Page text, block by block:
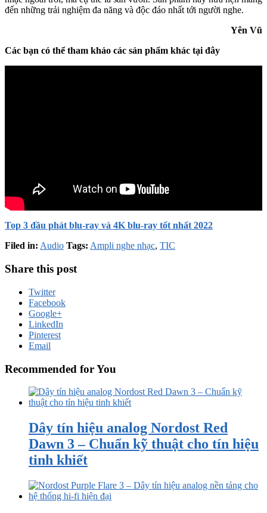
đến những trải nghiệm đa năng và độc đáo nhất tới người nghe.
Yên Vũ
Các bạn có thể tham khảo các sản phẩm khác tại đây
Top 3 đầu phát blu-ray và 4K blu-ray tốt nhất 2022
Filed in: Audio Tags: Ampli nghe nhạc, TIC
Share this post
Twitter
Facebook
Google+
LinkedIn
Pinterest
Email
Recommended for You
Dây tín hiệu analog Nordost Red
Dawn 3 – Chuẩn kỹ thuật cho tín hiệu
tinh khiết